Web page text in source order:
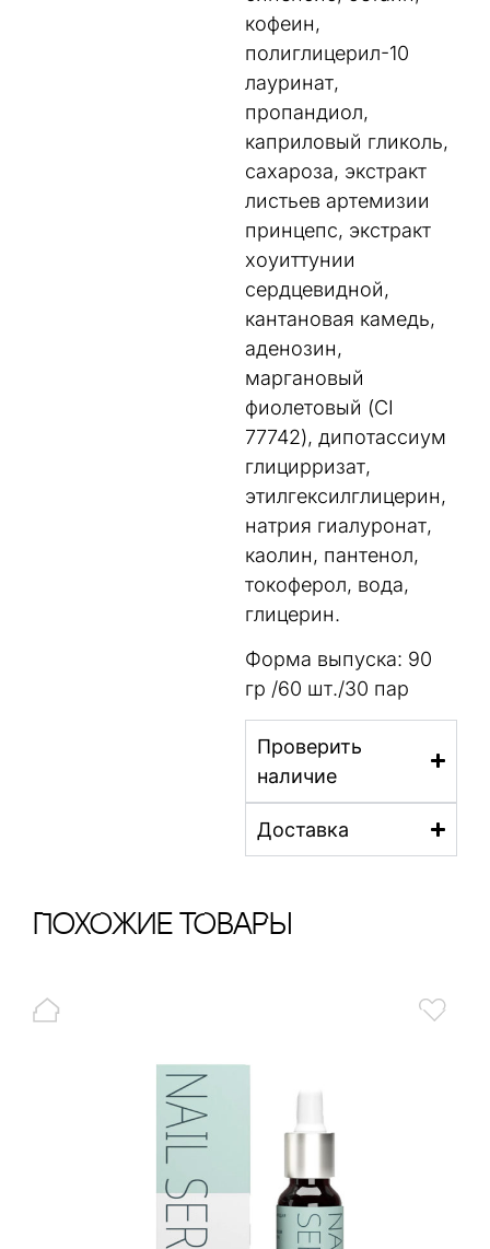
кофеин,
полиглицерил-10
лауринат,
пропандиол,
каприловый гликоль,
сахароза, экстракт
листьев артемизии
принцепс, экстракт
хоуиттунии
сердцевидной,
кантановая камедь,
аденозин,
маргановый
фиолетовый (CI
77742), дипотассиум
глицирризат,
этилгексилглицерин,
натрия гиалуронат,
каолин, пантенол,
токоферол, вода,
глицерин.
Форма выпуска: 90
гр /60 шт./30 пар
Проверить
наличие
Доставка
ПохОжИе тОваРы